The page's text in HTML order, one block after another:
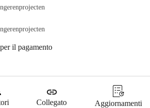
il pagamento
link
Collegato Aggiornamenti